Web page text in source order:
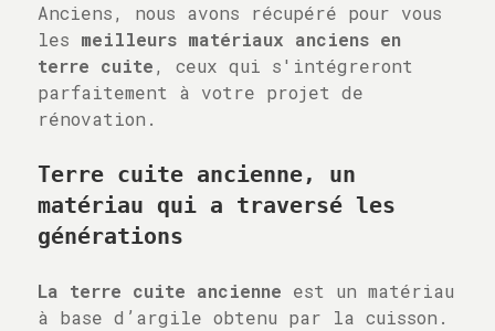
Anciens, nous avons récupéré pour vous
les meilleurs matériaux anciens en
terre cuite, ceux qui s'intégreront
parfaitement à votre projet de
rénovation.
Terre cuite ancienne, un
matériau qui a traversé les
générations
La terre cuite ancienne est un matériau
à base d’argile obtenu par la cuisson.